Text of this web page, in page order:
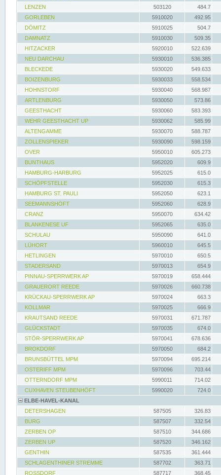
LENZEN
503120
484.7
GORLEBEN
5910020
492.95
DÖMITZ
5910025
504.7
DAMNATZ
5910030
509.35
HITZACKER
5920010
522.639
NEU DARCHAU
5930010
536.385
BLECKEDE
5930020
549.633
BOIZENBURG
5930033
558.534
HOHNSTORF
5930040
568.987
ARTLENBURG
5930050
573.86
GEESTHACHT
5930060
583.393
WEHR GEESTHACHT UP
5930062
585.99
ALTENGAMME
5930070
588.787
ZOLLENSPIEKER
5930090
598.159
OVER
5950010
605.273
BUNTHAUS
5952020
609.9
HAMBURG-HARBURG
5952025
615.0
SCHÖPFSTELLE
5952030
615.3
HAMBURG ST. PAULI
5952050
623.1
SEEMANNSHÖFT
5952060
628.9
CRANZ
5950070
634.42
BLANKENESE UF
5952065
635.0
SCHULAU
5950090
641.0
LÜHORT
5960010
645.5
HETLINGEN
5970010
650.5
STADERSAND
5970013
654.9
PINNAU-SPERRWERK AP
5970019
658.444
GRAUERORT REEDE
5970026
660.738
KRÜCKAU-SPERRWERK AP
5970024
663.3
KOLLMAR
5970025
666.9
KRAUTSAND REEDE
5970031
671.787
GLÜCKSTADT
5970035
674.0
STÖR-SPERRWERK AP
5970041
678.636
BROKDORF
5970050
684.2
BRUNSBÜTTEL MPM
5970094
695.214
OSTERIFF MPM
5970096
703.44
OTTERNDORF MPM
5990011
714.02
CUXHAVEN STEUBENHÖFT
5990020
724.0
ELBE-HAVEL-KANAL
DETERSHAGEN
587505
326.83
BURG
587507
332.54
ZERBEN OP
587510
344.686
ZERBEN UP
587520
346.162
GENTHIN
587535
361.444
SCHLAGENTHINER STREMME
587702
363.71
ROSSDORF
587717 368.45